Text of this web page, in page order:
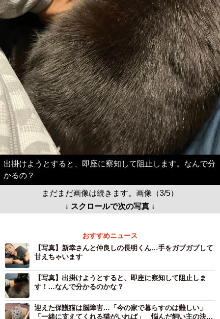
出掛けようとすると、即座に察知して阻止します。なんで分
かるの？
まだまだ画像は続きます。画像（3/5）
↓ スクロールで次の写真 ↓
おすすめニュース
【写真】新幸さんと仲良しの長明くん…手をガブガブして
甘えちゃいます
【写真】出掛けようとすると、即座に察知して阻止しま
す！…なんで分かるのかな？
迎えた保護猫は脳障害…「今の家で暮らすのは難しい」
「一緒に支えてくれる猫がいれば」 悩んだ飼い主の決断